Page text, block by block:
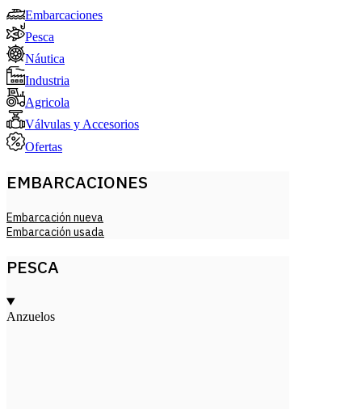
Embarcaciones
Pesca
Náutica
Industria
Agricola
Válvulas y Accesorios
Ofertas
EMBARCACIONES
Embarcación nueva
Embarcación usada
PESCA
Anzuelos